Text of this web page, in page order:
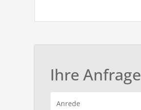
Ihre Anfrage
Anrede